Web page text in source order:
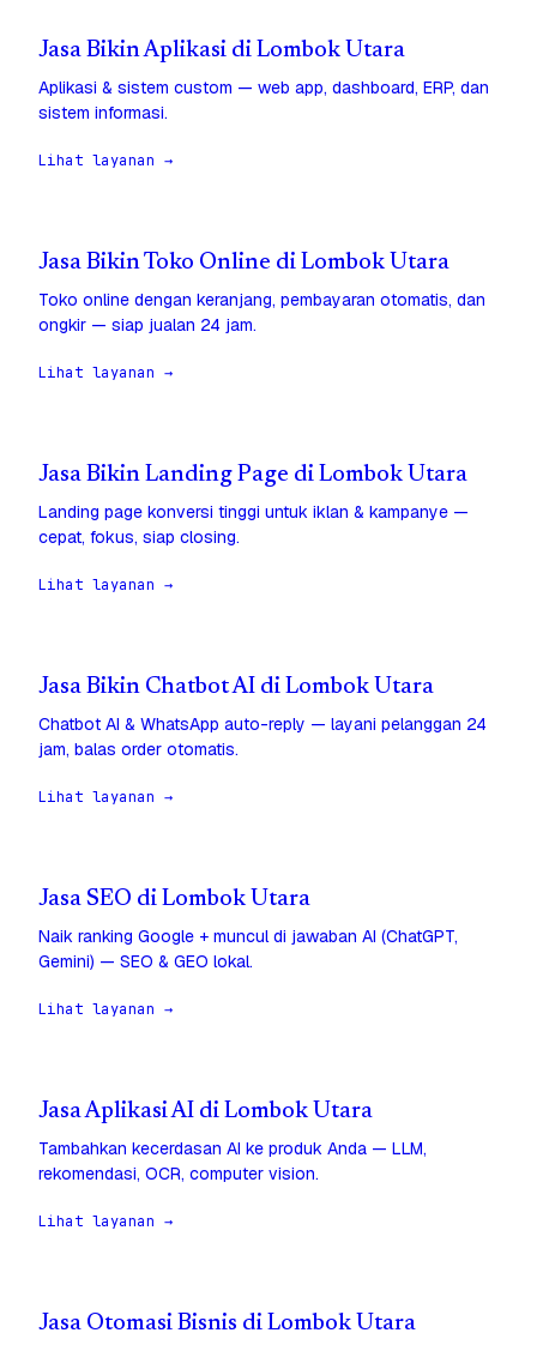
Jasa Bikin Aplikasi di Lombok Utara
Aplikasi & sistem custom — web app, dashboard, ERP, dan
sistem informasi.
Lihat layanan →
Jasa Bikin Toko Online di Lombok Utara
Toko online dengan keranjang, pembayaran otomatis, dan
ongkir — siap jualan 24 jam.
Lihat layanan →
Jasa Bikin Landing Page di Lombok Utara
Landing page konversi tinggi untuk iklan & kampanye —
cepat, fokus, siap closing.
Lihat layanan →
Jasa Bikin Chatbot AI di Lombok Utara
Chatbot AI & WhatsApp auto-reply — layani pelanggan 24
jam, balas order otomatis.
Lihat layanan →
Jasa SEO di Lombok Utara
Naik ranking Google + muncul di jawaban AI (ChatGPT,
Gemini) — SEO & GEO lokal.
Lihat layanan →
Jasa Aplikasi AI di Lombok Utara
Tambahkan kecerdasan AI ke produk Anda — LLM,
rekomendasi, OCR, computer vision.
Lihat layanan →
Jasa Otomasi Bisnis di Lombok Utara